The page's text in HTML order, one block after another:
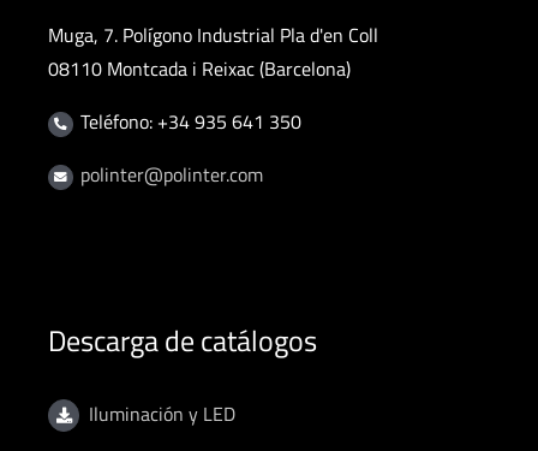
Muga, 7. Polígono Industrial Pla d'en Coll
08110 Montcada i Reixac (Barcelona)
Teléfono: +34 935 641 350
polinter@polinter.com
Descarga de catálogos
Iluminación y LED